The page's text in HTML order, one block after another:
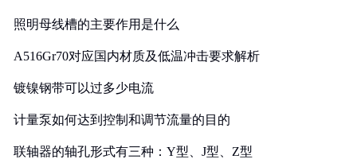
照明母线槽的主要作用是什么
A516Gr70对应国内材质及低温冲击要求解析
镀镍钢带可以过多少电流
计量泵如何达到控制和调节流量的目的
联轴器的轴孔形式有三种：Y型、J型、Z型